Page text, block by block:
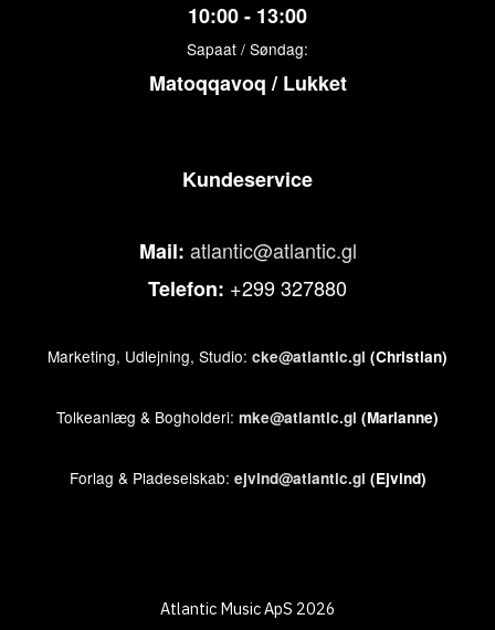
10:00 - 13:00
Sapaat / Søndag:
Matoqqavoq / Lukket
Kundeservice
Mail: atlantic@atlantic.gl
Telefon: +299 327880
Marketing, Udlejning, Studio: cke@atlantic.gl (Christian)
Tolkeanlæg & Bogholderi: mke@atlantic.gl (Marianne)
Forlag & Pladeselskab: ejvind@atlantic.gl (Ejvind)
Atlantic Music ApS 2026